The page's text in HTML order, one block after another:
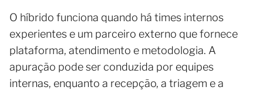
O híbrido funciona quando há times internos
experientes e um parceiro externo que fornece
plataforma, atendimento e metodologia. A
apuração pode ser conduzida por equipes
internas, enquanto a recepção, a triagem e a